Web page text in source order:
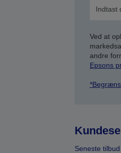
Ved at
andre
Epsons
Seneste tilbud